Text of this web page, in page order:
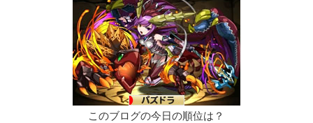
このブログの今日の順位は？